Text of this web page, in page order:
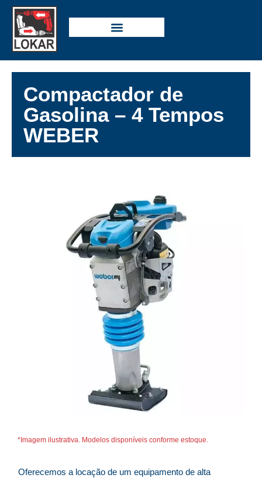
Compactador de
Gasolina – 4 Tempos
WEBER
*Imagem ilustrativa. Modelos disponíveis conforme estoque.
Oferecemos a locação de um equipamento de alta